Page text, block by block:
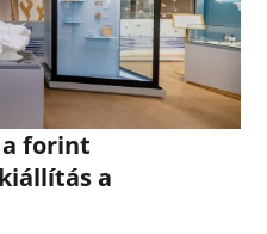
a forint
a